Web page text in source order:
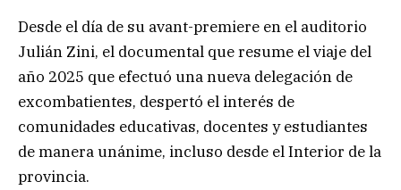
Desde el día de su avant-premiere en el auditorio
Julián Zini, el documental que resume el viaje del
año 2025 que efectuó una nueva delegación de
excombatientes, despertó el interés de
comunidades educativas, docentes y estudiantes
de manera unánime, incluso desde el Interior de la
provincia.